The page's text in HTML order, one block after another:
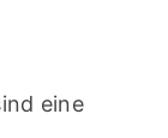
eine